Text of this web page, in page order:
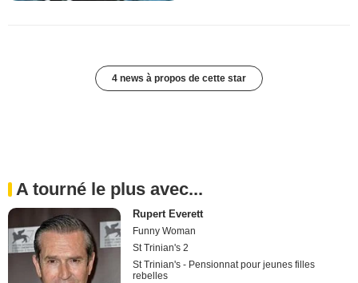
4 news à propos de cette star
A tourné le plus avec...
Rupert Everett
Funny Woman
St Trinian's 2
St Trinian's - Pensionnat pour jeunes filles
rebelles